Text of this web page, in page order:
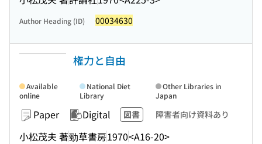
Author Heading (ID) 00034630
権力と自由
Paper Digital 図書 障害者向け資料あり
小松茂夫 著勁草書房1970<A16-20>
Available
online
National Diet
Library
Other Libraries in
Japan